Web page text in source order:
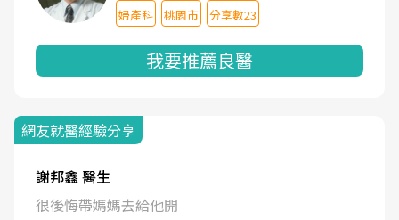
婦產科 桃園市 分享數23
我要推薦良醫
網友就醫經驗分享
謝邦鑫 醫生
很後悔帶媽媽去給他開